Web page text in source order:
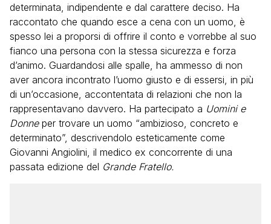
determinata, indipendente e dal carattere deciso. Ha
raccontato che quando esce a cena con un uomo, è
spesso lei a proporsi di offrire il conto e vorrebbe al suo
fianco una persona con la stessa sicurezza e forza
d’animo. Guardandosi alle spalle, ha ammesso di non
aver ancora incontrato l’uomo giusto e di essersi, in più
di un’occasione, accontentata di relazioni che non la
rappresentavano davvero. Ha partecipato a Uomini e
Donneper trovare un uomo “ambizioso, concreto e
determinato”, descrivendolo esteticamente come
Giovanni Angiolini, il medico ex concorrente di una
passata edizione del Grande Fratello.